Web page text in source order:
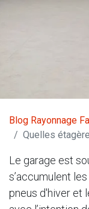
Blog Rayonnage
Quelles étagères
Le garage est
s’accumulent
pneus d'hiver et